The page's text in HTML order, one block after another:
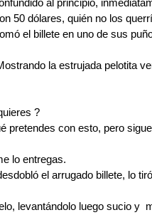
al principio,
50 dólares, quién no los
el billete en uno de sus
la estrujada pelotita
?
pretendes con esto, pero
lo entregas.
el arrugado billete, lo
levantándolo luego sucio y